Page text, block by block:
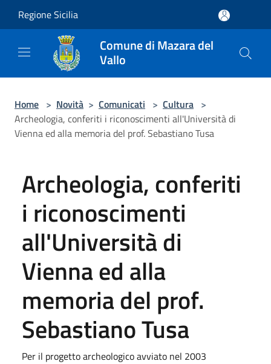
Regione Sicilia
Comune di Mazara del
Vallo
Home > Novità > Comunicati > Cultura >
Archeologia, conferiti i riconoscimenti all'Università di
Vienna ed alla memoria del prof. Sebastiano Tusa
Archeologia, conferiti
i riconoscimenti
all'Università di
Vienna ed alla
memoria del prof.
Sebastiano Tusa
Per il progetto archeologico avviato nel 2003